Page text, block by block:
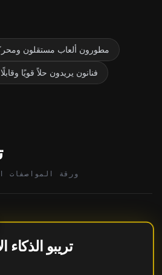
مطورون ألعاب مستقلون
فنانون يريدون حلاً قويًا
ورقة المواصفات
تريبو